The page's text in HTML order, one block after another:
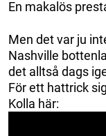
En makalös
Men det var ju
Nashville
det alltså dags
För ett hattrick
Kolla här: